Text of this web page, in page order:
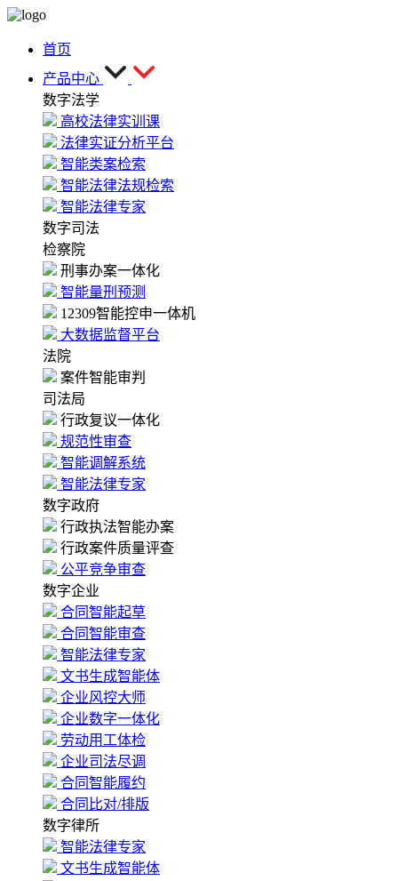
首页
产品中心
数字法学
高校法律实训课
法律实证分析平台
智能类案检索
智能法律法规检索
智能法律专家
数字司法
检察院
刑事办案一体化
智能量刑预测
12309智能控申一体机
大数据监督平台
法院
案件智能审判
司法局
行政复议一体化
规范性审查
智能调解系统
智能法律专家
数字政府
行政执法智能办案
行政案件质量评查
公平竞争审查
数字企业
合同智能起草
合同智能审查
智能法律专家
文书生成智能体
企业风控大师
企业数字一体化
劳动用工体检
企业司法尽调
合同智能履约
合同比对/排版
数字律所
智能法律专家
文书生成智能体